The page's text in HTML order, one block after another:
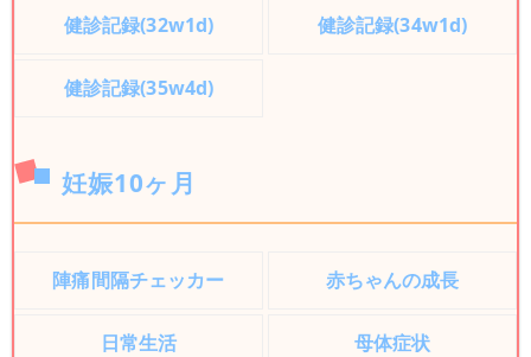
健診記録(32w1d) 健診記録(34w1d)
健診記録(35w4d)
妊娠10ヶ月
陣痛間隔チェッカー 赤ちゃんの成長
日常生活 母体症状